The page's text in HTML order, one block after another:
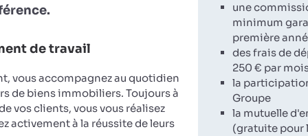
de travail
vous accompagnez au quotidien
de biens immobiliers. Toujours à
vos clients, vous vous réalisez
activement à la réussite de leurs
une
minimum
première
des frais de
250 € par
la
Groupe
la mutuelle
(gratuite pour